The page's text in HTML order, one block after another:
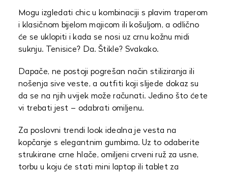
Mogu izgledati chic u kombinaciji s plavim traperom
i klasičnom bijelom majicom ili košuljom, a odlično
će se uklopiti i kada se nosi uz crnu kožnu midi
suknju. Tenisice? Da. Štikle? Svakako.
Dapače, ne postoji pogrešan način stiliziranja ili
nošenja sive veste, a outfiti koji slijede dokaz su
da se na njih uvijek može računati. Jedino što ćete
vi trebati jest – odabrati omiljenu.
Za poslovni trendi look idealna je vesta na
kopčanje s elegantnim gumbima. Uz to odaberite
strukirane crne hlače, omiljeni crveni ruž za usne,
torbu u koju će stati mini laptop ili tablet za